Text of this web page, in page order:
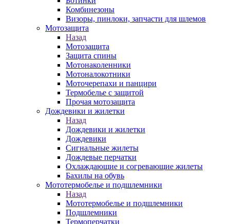
Комбинезоны
Визоры, пинлоки, запчасти для шлемов
Мотозащита
Назад
Мотозащита
Защита спины
Мотонаколенники
Мотоналокотники
Моточерепахи и панцири
Термобелье с защитой
Прочая мотозащита
Дождевики и жилетки
Назад
Дождевики и жилетки
Дождевики
Сигнальные жилеты
Дождевые перчатки
Охлаждающие и согревающие жилеты
Бахилы на обувь
Мототермобелье и подшлемники
Назад
Мототермобелье и подшлемники
Подшлемники
Термоперчатки